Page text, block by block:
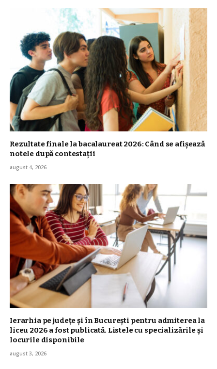
Rezultate finale la bacalaureat 2026: Când se afișează
notele după contestații
august 4, 2026
Ierarhia pe județe și în București pentru admiterea la
liceu 2026 a fost publicată. Listele cu specializările și
locurile disponibile
august 3, 2026